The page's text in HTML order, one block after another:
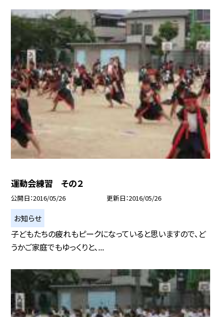
運動会練習 その２
公開日 2016/05/26 更新日 2016/05/26
お知らせ
子どもたちの疲れもピークになっていると思いますので、ど
うかご家庭でもゆっくりと、...